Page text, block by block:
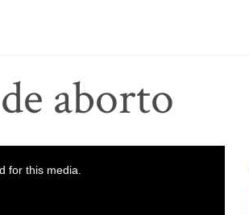
aborto
for this media.